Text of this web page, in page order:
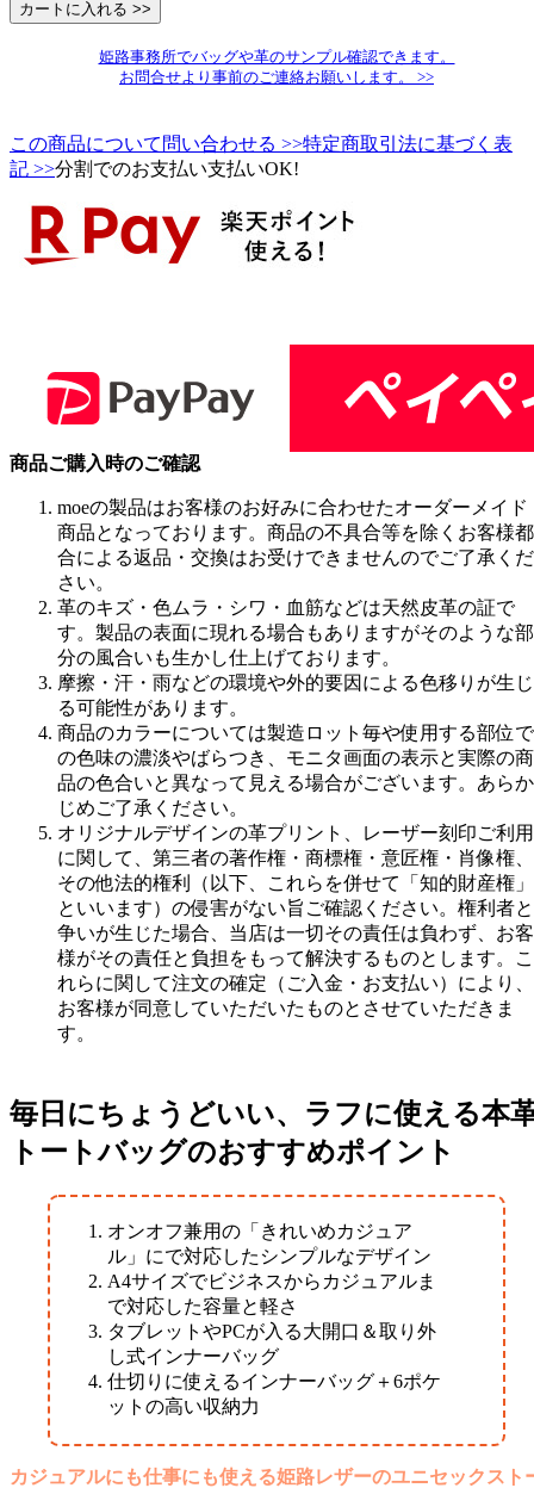
姫路事務所でバッグや革のサンプル確認できます。
お問合せより事前のご連絡お願いします。 >>
この商品について問い合わせる >>特定商取引法に基づく表
記 >>分割でのお支払い支払いOK!
商品ご購入時のご確認
moeの製品はお客様のお好みに合わせたオーダーメイド
商品となっております。商品の不具合等を除くお客様都
合による返品・交換はお受けできませんのでご了承くだ
さい。
革のキズ・色ムラ・シワ・血筋などは天然皮革の証で
す。製品の表面に現れる場合もありますがそのような部
分の風合いも生かし仕上げております。
摩擦・汗・雨などの環境や外的要因による色移りが生じ
る可能性があります。
商品のカラーについては製造ロット毎や使用する部位で
の色味の濃淡やばらつき、モニタ画面の表示と実際の商
品の色合いと異なって見える場合がございます。あらか
じめご了承ください。
オリジナルデザインの革プリント、レーザー刻印ご利用
に関して、第三者の著作権・商標権・意匠権・肖像権、
その他法的権利（以下、これらを併せて「知的財産権」
といいます）の侵害がない旨ご確認ください。権利者と
争いが生じた場合、当店は一切その責任は負わず、お客
様がその責任と負担をもって解決するものとします。こ
れらに関して注文の確定（ご入金・お支払い）により、
お客様が同意していただいたものとさせていただきま
す。
毎日にちょうどいい、ラフに使える本
トートバッグのおすすめポイント
オンオフ兼用の「きれいめカジュア
ル」にで対応したシンプルなデザイン
A4サイズでビジネスからカジュアルま
で対応した容量と軽さ
タブレットやPCが入る大開口＆取り外
し式インナーバッグ
仕切りに使えるインナーバッグ＋6ポケ
ットの高い収納力
カジュアルにも仕事にも使える姫路レザーのユニセックスト